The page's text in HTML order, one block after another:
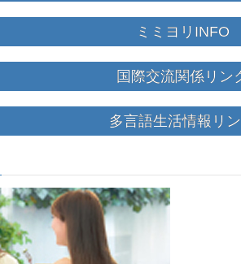
ミミヨリINFO
国際交流関係リン
多言語生活情報リ